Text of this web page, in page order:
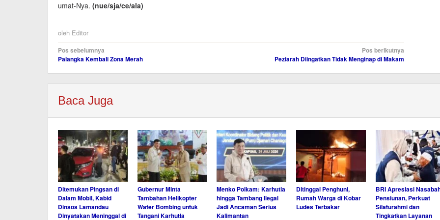
umat-Nya. (nue/sja/ce/ala)
oleh Editor
Navigasi
pos
Pos sebelumnya
Palangka Kembali Zona Merah
Pos berikutnya
Peziarah Diingatkan Tidak Menginap di Makam
Baca Juga
Ditemukan Pingsan di
Dalam Mobil, Kabid
Dinsos Lamandau
Dinyatakan Meninggal di
Gubernur Minta
Tambahan Helikopter
Water Bombing untuk
Tangani Karhutla
Menko Polkam: Karhutla
hingga Tambang Ilegal
Jadi Ancaman Serius
Kalimantan
Ditinggal Penghuni,
Rumah Warga di Kobar
Ludes Terbakar
BRI Apresiasi
Pensiunan, Perkuat
Silaturahmi dan
Tingkatkan Layanan